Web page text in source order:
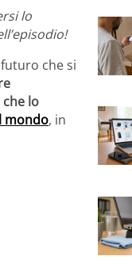
lo
che si
lo
mondo, in